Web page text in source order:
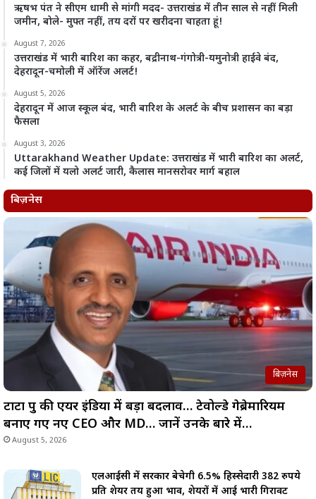
ऋषभ पंत ने सीएम धामी से मांगी मदद- उत्तराखंड में तीन साल से नहीं मिली
जमीन, बोले- मुफ्त नहीं, तय दरों पर खरीदना चाहता हूं!
August 7, 2026
उत्तराखंड में भारी बारिश का कहर, बद्रीनाथ-गंगोत्री-यमुनोत्री हाईवे बंद,
देहरादून-चमोली में ऑरेंज अलर्ट!
August 5, 2026
देहरादून में आज स्कूल बंद, भारी बारिश के अलर्ट के बीच प्रशासन का बड़ा
फैसला
August 3, 2026
Uttarakhand Weather Update: उत्तराखंड में भारी बारिश का अलर्ट,
कई जिलों में यलो अलर्ट जारी, कैलास मानसरोवर मार्ग बहाल
बिज़नेस
बिज़नेस
टाटा ग्रुप की एयर इंडिया में बड़ा बदलाव… टेवोल्डे गेब्रेमारियम
बनाए गए नए CEO और MD… जानें उनके बारे में…
August 5, 2026
एलआईसी में सरकार बेचेगी 6.5% हिस्सेदारी 382 रुपये
प्रति शेयर तय हुआ भाव, शेयरों में आई भारी गिरावट